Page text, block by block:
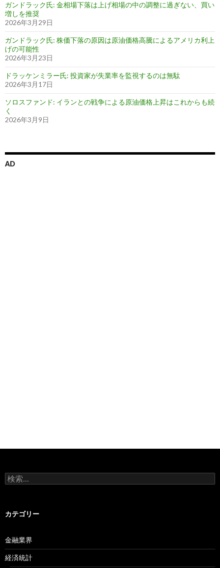
ガンドラック氏: 金相場下落は上げ相場の中の調整に過ぎない、買い
増しを推奨
2026年3月29日
ガンドラック氏: 株価下落の原因は原油価格高騰によるアメリカ利上
げの可能性
2026年3月23日
ドラッケンミラー氏: 投資家が失業率を監視するのは無駄
2026年3月17日
ソロスファンド: イランとの戦争による原油価格上昇はこれからも続
く
2026年3月9日
AD
検
索:
カテゴリー
金融業界
経済統計